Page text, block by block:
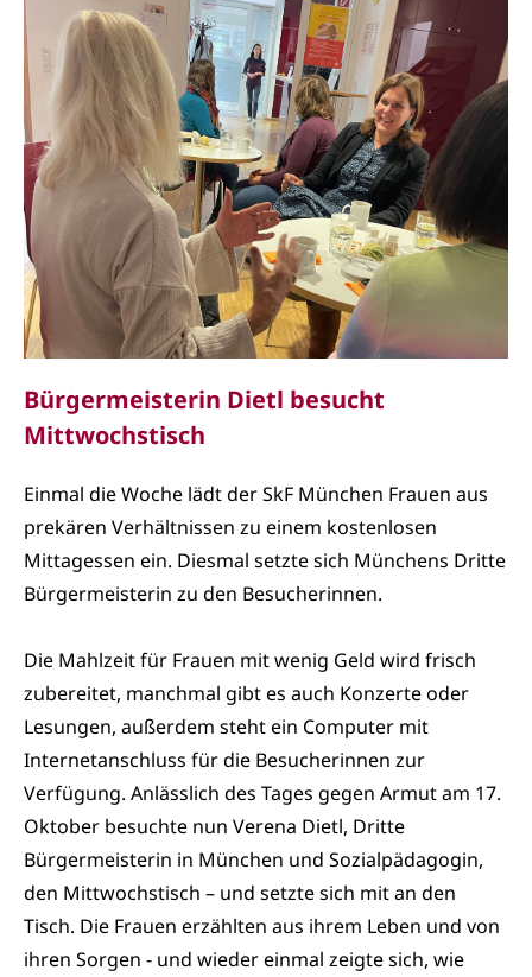
Bürgermeisterin Dietl besucht
Mittwochstisch
Einmal die Woche lädt der SkF München Frauen aus
prekären Verhältnissen zu einem kostenlosen
Mittagessen ein. Diesmal setzte sich Münchens Dritte
Bürgermeisterin zu den Besucherinnen.
Die Mahlzeit für Frauen mit wenig Geld wird frisch
zubereitet, manchmal gibt es auch Konzerte oder
Lesungen, außerdem steht ein Computer mit
Internetanschluss für die Besucherinnen zur
Verfügung. Anlässlich des Tages gegen Armut am 17.
Oktober besuchte nun Verena Dietl, Dritte
Bürgermeisterin in München und Sozialpädagogin,
den Mittwochstisch – und setzte sich mit an den
Tisch. Die Frauen erzählten aus ihrem Leben und von
ihren Sorgen - und wieder einmal zeigte sich, wie